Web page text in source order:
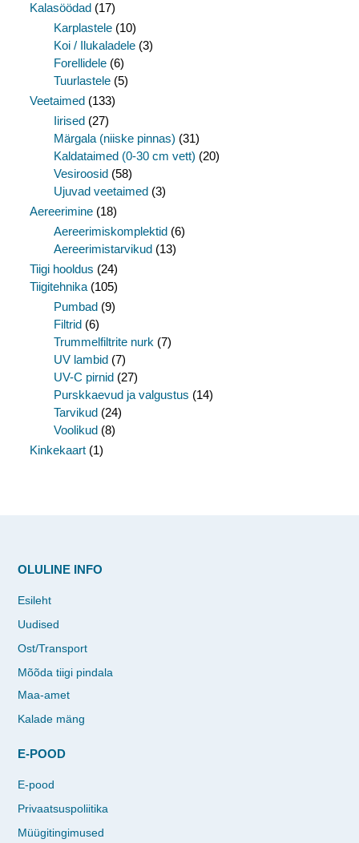
Kalasöödad (17)
Karplastele (10)
Koi / Ilukaladele (3)
Forellidele (6)
Tuurlastele (5)
Veetaimed (133)
Iirised (27)
Märgala (niiske pinnas) (31)
Kaldataimed (0-30 cm vett) (20)
Vesiroosid (58)
Ujuvad veetaimed (3)
Aereerimine (18)
Aereerimiskomplektid (6)
Aereerimistarvikud (13)
Tiigi hooldus (24)
Tiigitehnika (105)
Pumbad (9)
Filtrid (6)
Trummelfiltrite nurk (7)
UV lambid (7)
UV-C pirnid (27)
Purskkaevud ja valgustus (14)
Tarvikud (24)
Voolikud (8)
Kinkekaart (1)
OLULINE INFO
Esileht
Uudised
Ost/Transport
Mõõda tiigi pindala
Maa-amet
Kalade mäng
E-POOD
E-pood
Privaatsuspoliitika
Müügitingimused